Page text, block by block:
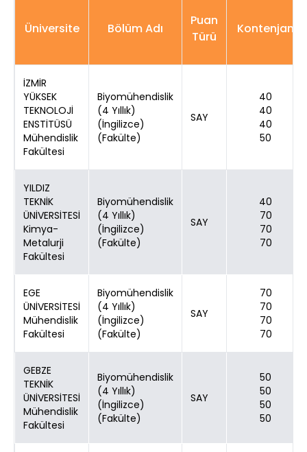
Üniversite Bölüm Adı
Puan
Türü
Kontenjan
İZMİR
YÜKSEK
TEKNOLOJİ
ENSTİTÜSÜ
Mühendislik
Fakültesi
Biyomühendislik
(4 Yıllık)
(İngilizce)
(Fakülte)
SAY
40
40
40
50
YILDIZ
TEKNİK
ÜNİVERSİTESİ
Kimya-
Metalurji
Fakültesi
Biyomühendislik
(4 Yıllık)
(İngilizce)
(Fakülte)
SAY
40
70
70
70
EGE
ÜNİVERSİTESİ
Mühendislik
Fakültesi
Biyomühendislik
(4 Yıllık)
(İngilizce)
(Fakülte)
SAY
70
70
70
70
GEBZE
TEKNİK
ÜNİVERSİTESİ
Mühendislik
Fakültesi
Biyomühendislik
(4 Yıllık)
(İngilizce)
(Fakülte)
SAY
50
50
50
50